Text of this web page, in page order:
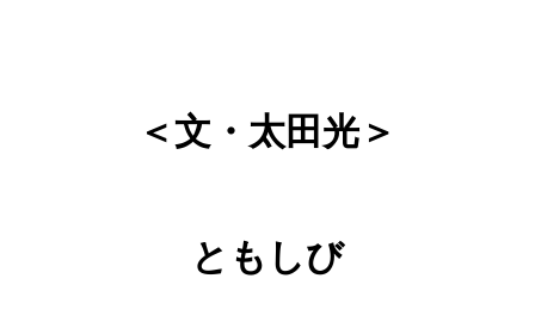
＜文・太田光＞
ともしび